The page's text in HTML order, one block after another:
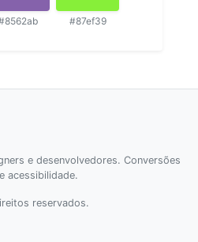
#87ef39
e desenvolvedores. Conversões
acessibilidade.
reservados.